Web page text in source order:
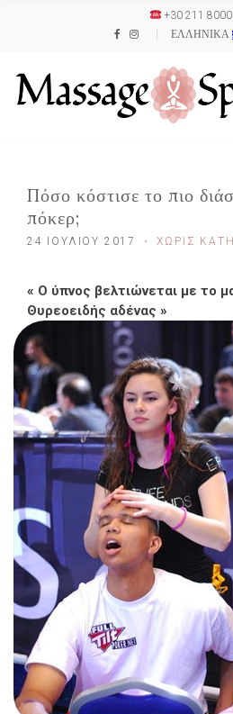
+30 211
ΕΛΛΗΝΙΚΑ
Πόσο κόστισε το πιο
πόκερ;
24 ΙΟΥΛΊΟΥ 2017 ΧΩΡΊΣ
« Ο ύπνος βελτιώνεται με το
Θυρεοειδής αδένας »